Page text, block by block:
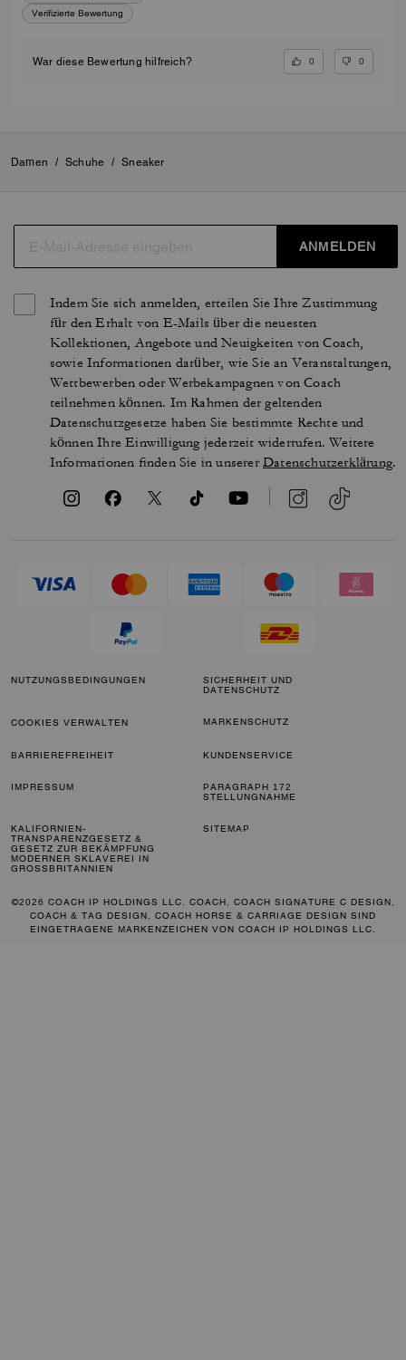
Verifizierte Bewertung
War diese Bewertung hilfreich? 0 0
Damen / Schuhe / Sneaker
ANMELDEN
Indem Sie sich anmelden, erteilen Sie Ihre Zustimmung
für den Erhalt von E-Mails über die neuesten
Kollektionen, Angebote und Neuigkeiten von Coach,
sowie Informationen darüber, wie Sie an Veranstaltungen,
Wettbewerben oder Werbekampagnen von Coach
teilnehmen können. Im Rahmen der geltenden
Datenschutzgesetze haben Sie bestimmte Rechte und
können Ihre Einwilligung jederzeit widerrufen. Weitere
Informationen finden Sie in unsererDatenschutzerklärung.
NUTZUNGSBEDINGUNGEN
SICHERHEIT UND
DATENSCHUTZ
COOKIES VERWALTEN MARKENSCHUTZ
BARRIEREFREIHEIT KUNDENSERVICE
IMPRESSUM
PARAGRAPH 172
STELLUNGNAHME
KALIFORNIEN-
TRANSPARENZGESETZ &
GESETZ ZUR BEKÄMPFUNG
MODERNER SKLAVEREI IN
GROSSBRITANNIEN
SITEMAP
©2026 COACH IP HOLDINGS LLC. COACH, COACH SIGNATURE C DESIGN,
COACH & TAG DESIGN, COACH HORSE & CARRIAGE DESIGN SIND
EINGETRAGENE MARKENZEICHEN VON COACH IP HOLDINGS LLC.